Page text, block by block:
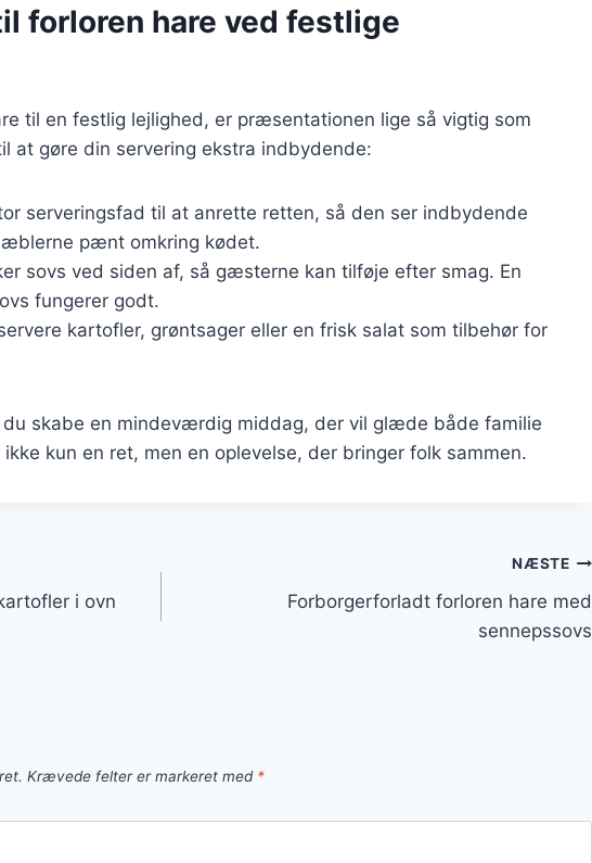
forloren hare ved festlige
til en festlig lejlighed, er præsentationen lige så vigtig som
at gøre din servering ekstra indbydende:
serveringsfad til at anrette retten, så den ser indbydende
pænt omkring kødet.
sovs ved siden af, så gæsterne kan tilføje efter smag. En
fungerer godt.
kartofler, grøntsager eller en frisk salat som tilbehør for
skabe en mindeværdig middag, der vil glæde både familie
ikke kun en ret, men en oplevelse, der bringer folk sammen.
i ovn
NÆSTE
Forborgerforladt forloren hare med
sennepssovs
Krævede felter er markeret med *